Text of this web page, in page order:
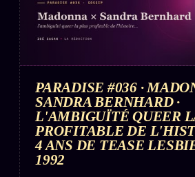
PARADISE #036 ·
SANDRA BERNHARD ·
L'AMBIGUÏTÉ QUEER
PROFITABLE DE
4 ANS DE TEASE
1992